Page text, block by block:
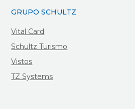
GRUPO SCHULTZ
Vital Card
Schultz Turismo
Vistos
TZ Systems